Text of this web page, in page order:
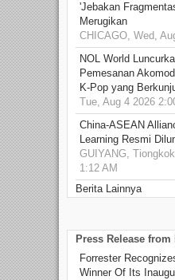
'Jebakan
Merugikan
CHICAGO, Wed,
NOL World
Pemesanan
K-Pop yang
Tue, Aug 4 2026
China-ASEAN
Learning Resmi
GUIYANG,
1:12 AM
Berita Lainnya
Press Release from
Forrester
Winner Of Its